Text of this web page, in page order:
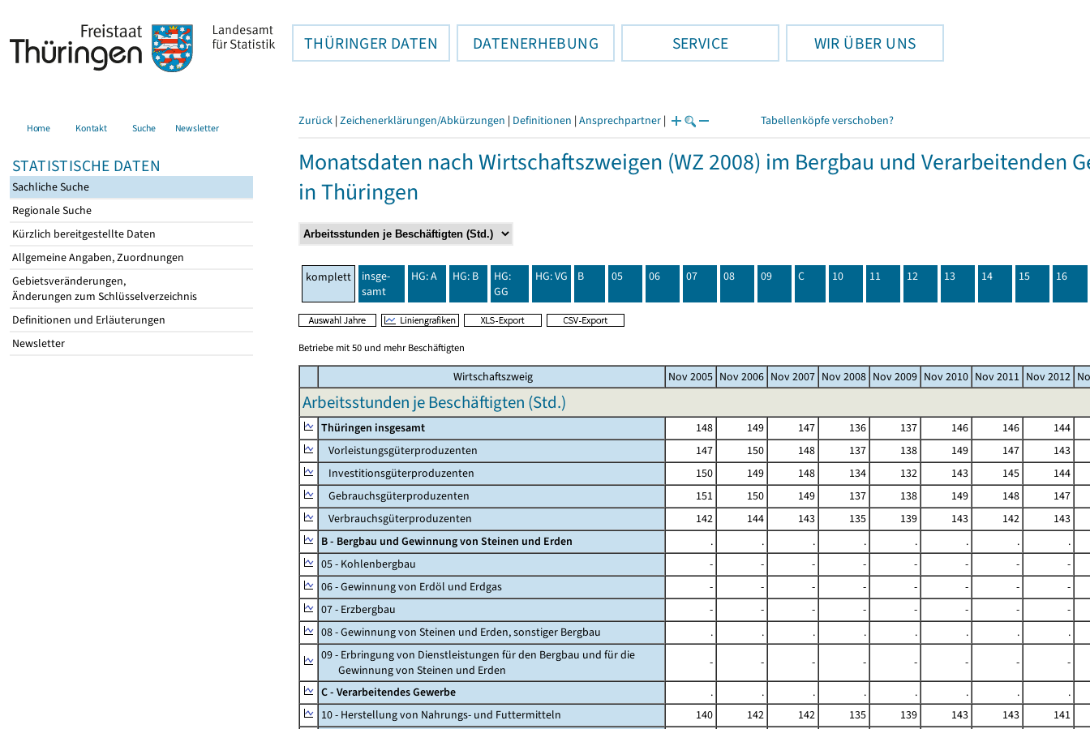
THÜRINGER DATEN DATENERHEBUNG SERVICE WIR ÜBER UNS
Home Kontakt Suche Newsletter
STATISTISCHE DATEN
Sachliche Suche
Regionale Suche
Kürzlich bereitgestellte Daten
Allgemeine Angaben, Zuordnungen
Gebietsveränderungen,
Änderungen zum Schlüsselverzeichnis
Definitionen und Erläuterungen
Newsletter
Zurück | Zeichenerklärungen/Abkürzungen | Definitionen | Ansprechpartner | Tabellenköpfe verschoben?
Monatsdaten nach Wirtschaftszweigen (WZ 2008) im Bergbau und Verarbeitenden
in Thüringen
komplett
insge-
samt
HG: A HG: B
HG:
GG
HG: VG B 05 06 07 08 09 C 10 11 12 13 14 15 16
Betriebe mit 50 und mehr Beschäftigten
Wirtschaftszweig Nov 2005 Nov 2006 Nov 2007 Nov 2008 Nov 2009 Nov 2010 Nov 2011 Nov 2012
Arbeitsstunden je Beschäftigten (Std.)
Thüringen insgesamt 148 149 147 136 137 146 146
144
Vorleistungsgüterproduzenten
147 150 148 137 138 149 147
143
Investitionsgüterproduzenten
150 149 148 134 132 143 145
144
Gebrauchsgüterproduzenten
151 150 149 137 138 149 148
147
Verbrauchsgüterproduzenten
142 144 143 135 139 143 142
143
B - Bergbau und Gewinnung von Steinen und Erden
. . . . . . .
.
05 - Kohlenbergbau
- - - - - - -
-
06 - Gewinnung von Erdöl und Erdgas
- - - - - - -
-
07 - Erzbergbau
- - - - - - -
-
08 - Gewinnung von Steinen und Erden, sonstiger Bergbau
. . . . . . .
.
09 - Erbringung von Dienstleistungen für den Bergbau und für die
Gewinnung von Steinen und Erden
- - - - - - -
-
C - Verarbeitendes Gewerbe
. . . . . . .
.
10 - Herstellung von Nahrungs- und Futtermitteln
140 142 142 135 139 143 143
141